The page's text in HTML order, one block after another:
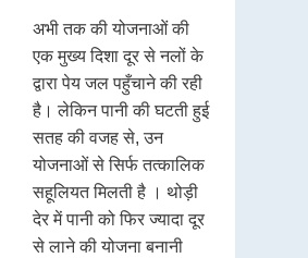
अभी तक की योजनाओं की
एक मुख्य दिशा दूर से नलों के
द्वारा पेय जल पहुँचाने की रही
है। लेकिन पानी की घटती हुई
सतह की वजह से, उन
योजनाओं से सिर्फ तत्कालिक
सहूलियत मिलती है । थोड़ी
देर में पानी को फिर ज्यादा दूर
से लाने की योजना बनानी